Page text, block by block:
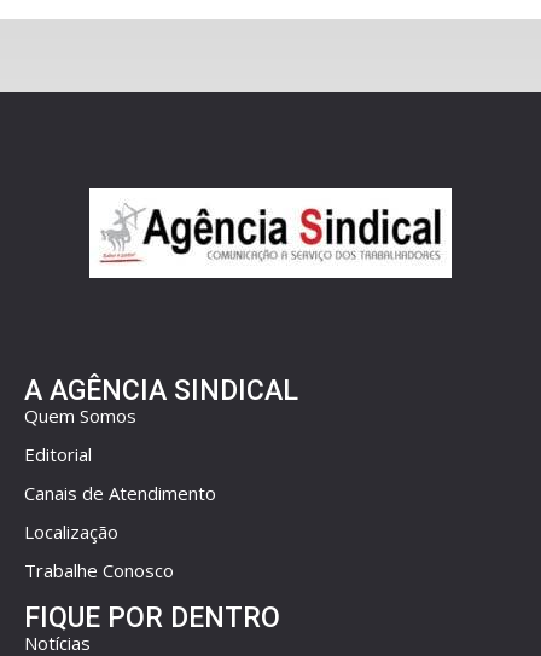
A AGÊNCIA SINDICAL
Quem Somos
Editorial
Canais de Atendimento
Localização
Trabalhe Conosco
FIQUE POR DENTRO
Notícias